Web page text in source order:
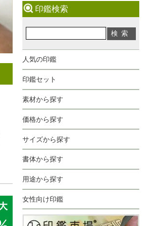
印鑑検索
人気の印鑑
印鑑セット
素材から探す
価格から探す
サイズから探す
書体から探す
用途から探す
女性向け印鑑